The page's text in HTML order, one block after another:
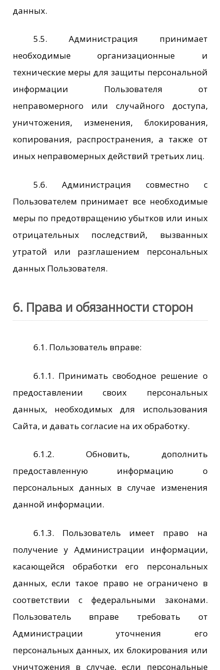
данных.
5.5. Администрация принимает
необходимые организационные и
технические меры для защиты персональной
информации Пользователя от
неправомерного или случайного доступа,
уничтожения, изменения, блокирования,
копирования, распространения, а также от
иных неправомерных действий третьих лиц.
5.6. Администрация совместно с
Пользователем принимает все необходимые
меры по предотвращению убытков или иных
отрицательных последствий, вызванных
утратой или разглашением персональных
данных Пользователя.
6. Права и обязанности сторон
6.1. Пользователь вправе:
6.1.1. Принимать свободное решение о
предоставлении своих персональных
данных, необходимых для использования
Сайта, и давать согласие на их обработку.
6.1.2. Обновить, дополнить
предоставленную информацию о
персональных данных в случае изменения
данной информации.
6.1.3. Пользователь имеет право на
получение у Администрации информации,
касающейся обработки его персональных
данных, если такое право не ограничено в
соответствии с федеральными законами.
Пользователь вправе требовать от
Администрации уточнения его
персональных данных, их блокирования или
уничтожения в случае, если персональные